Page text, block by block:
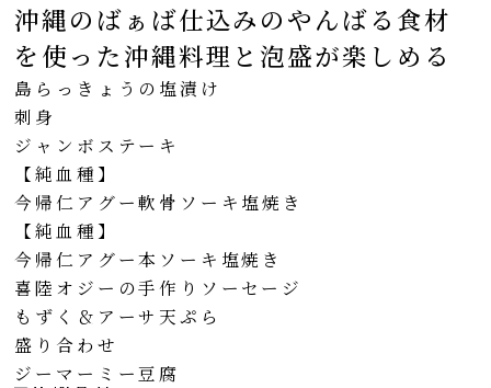
沖縄のばぁば仕込みのやんばる食材
を使った沖縄料理と泡盛が楽しめる
島らっきょうの塩漬け
刺身
ジャンボステーキ
【純血種】
今帰仁アグー軟骨ソーキ塩焼き
【純血種】
今帰仁アグー本ソーキ塩焼き
喜陸オジーの手作りソーセージ
もずく＆アーサ天ぷら
盛り合わせ
ジーマーミー豆腐